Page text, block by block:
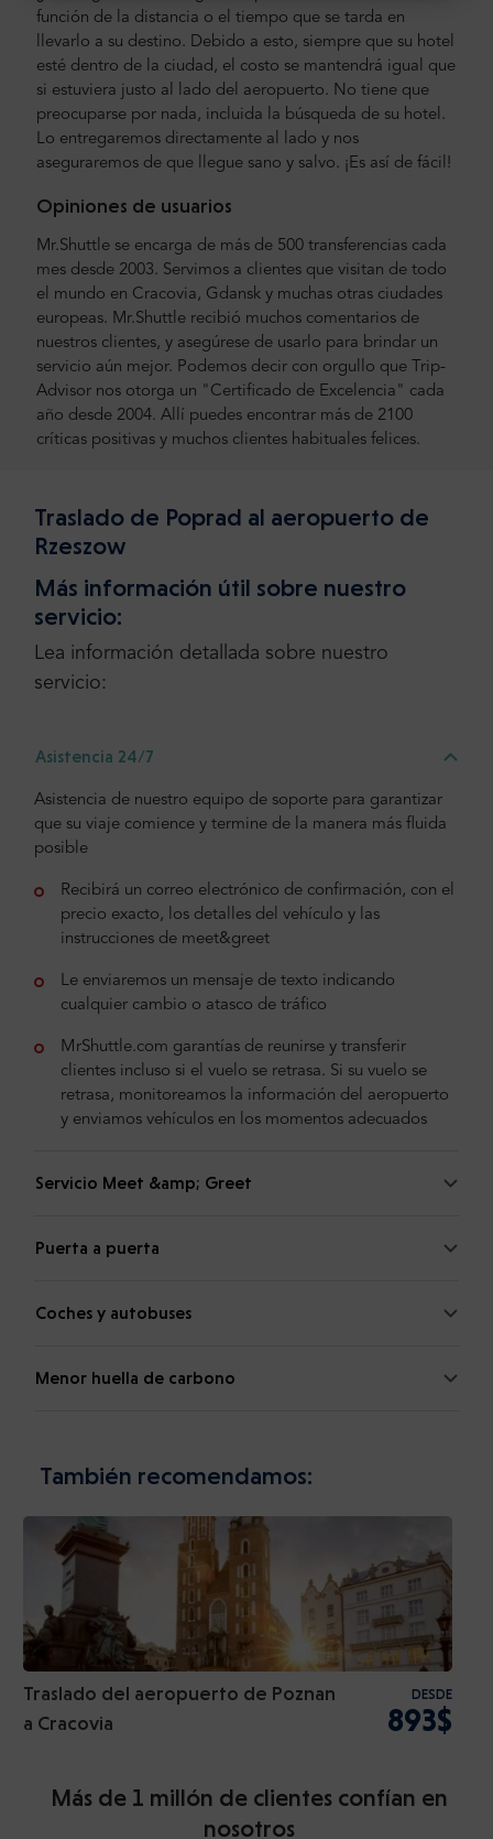
función de la distancia o el tiempo que se tarda en
llevarlo a su destino. Debido a esto, siempre que su hotel
esté dentro de la ciudad, el costo se mantendrá igual que
si estuviera justo al lado del aeropuerto. No tiene que
preocuparse por nada, incluida la búsqueda de su hotel.
Lo entregaremos directamente al lado y nos
aseguraremos de que llegue sano y salvo. ¡Es así de fácil!
Opiniones de usuarios
Mr.Shuttle se encarga de más de 500 transferencias cada
mes desde 2003. Servimos a clientes que visitan de todo
el mundo en Cracovia, Gdansk y muchas otras ciudades
europeas. Mr.Shuttle recibió muchos comentarios de
nuestros clientes, y asegúrese de usarlo para brindar un
servicio aún mejor. Podemos decir con orgullo que Trip-
Advisor nos otorga un "Certificado de Excelencia" cada
año desde 2004. Allí puedes encontrar más de 2100
críticas positivas y muchos clientes habituales felices.
Traslado de Poprad al aeropuerto de
Rzeszow
Más información útil sobre nuestro
servicio:
Lea información detallada sobre nuestro
servicio:
Asistencia 24/7
Asistencia de nuestro equipo de soporte para garantizar
que su viaje comience y termine de la manera más fluida
posible
Recibirá un correo electrónico de confirmación, con el
precio exacto, los detalles del vehículo y las
instrucciones de meet&greet
Le enviaremos un mensaje de texto indicando
cualquier cambio o atasco de tráfico
MrShuttle.com garantías de reunirse y transferir
clientes incluso si el vuelo se retrasa. Si su vuelo se
retrasa, monitoreamos la información del aeropuerto
y enviamos vehículos en los momentos adecuados
Servicio Meet &amp; Greet
Puerta a puerta
Coches y autobuses
Menor huella de carbono
También recomendamos:
Traslado del aeropuerto de Poznan
a Cracovia
DESDE
893$
Más de 1 millón de clientes confían en
nosotros